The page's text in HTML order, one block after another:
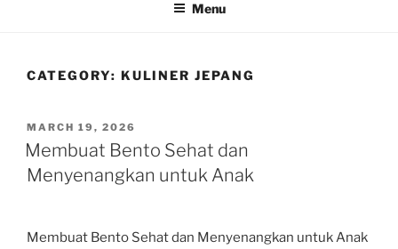
Menu
CATEGORY: KULINER JEPANG
POSTED
ON
MARCH 19, 2026
Membuat Bento Sehat dan
Menyenangkan untuk Anak
Membuat Bento Sehat dan Menyenangkan untuk Anak